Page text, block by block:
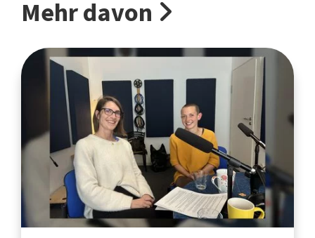
Mehr davon